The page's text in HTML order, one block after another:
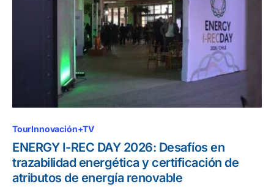
TourInnovación+TV
ENERGY I-REC DAY 2026: Desafíos en
trazabilidad energética y certificación de
atributos de energía renovable